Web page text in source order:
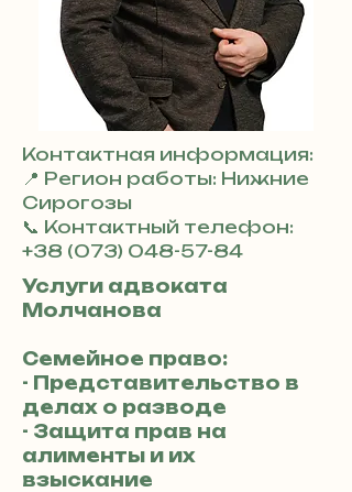
Контактная информация:
📍 Регион работы: Нижние
Сирогозы
📞 Контактный телефон:
+38 (073) 048-57-84
Услуги адвоката
Молчанова
Семейное право:
- Представительство в
делах о разводе
- Защита прав на
алименты и их
взыскание